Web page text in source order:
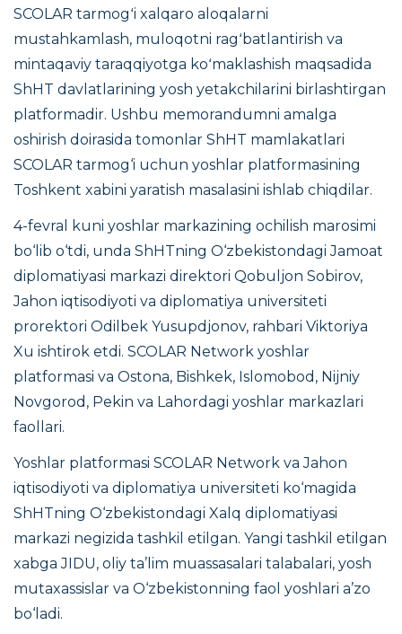
SCOLAR tarmogʻi xalqaro aloqalarni
mustahkamlash, muloqotni ragʻbatlantirish va
mintaqaviy taraqqiyotga koʻmaklashish maqsadida
ShHT davlatlarining yosh yetakchilarini birlashtirgan
platformadir. Ushbu memorandumni amalga
oshirish doirasida tomonlar ShHT mamlakatlari
SCOLAR tarmog‘i uchun yoshlar platformasining
Toshkent xabini yaratish masalasini ishlab chiqdilar.
4-fevral kuni yoshlar markazining ochilish marosimi
bo‘lib o‘tdi, unda ShHTning O‘zbekistondagi Jamoat
diplomatiyasi markazi direktori Qobuljon Sobirov,
Jahon iqtisodiyoti va diplomatiya universiteti
prorektori Odilbek Yusupdjonov, rahbari Viktoriya
Xu ishtirok etdi. SCOLAR Network yoshlar
platformasi va Ostona, Bishkek, Islomobod, Nijniy
Novgorod, Pekin va Lahordagi yoshlar markazlari
faollari.
Yoshlar platformasi SCOLAR Network va Jahon
iqtisodiyoti va diplomatiya universiteti ko‘magida
ShHTning O‘zbekistondagi Xalq diplomatiyasi
markazi negizida tashkil etilgan. Yangi tashkil etilgan
xabga JIDU, oliy ta’lim muassasalari talabalari, yosh
mutaxassislar va O‘zbekistonning faol yoshlari a’zo
bo‘ladi.